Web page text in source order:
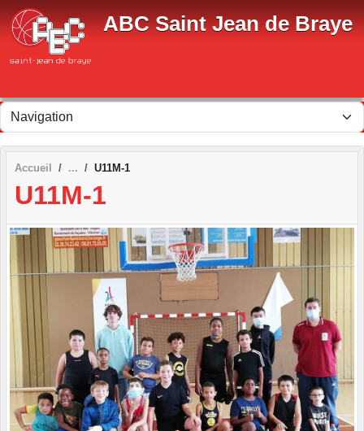
ABC Saint Jean de Braye
Accueil U11M-1
U11M-1
Panneau de gestion des cookies